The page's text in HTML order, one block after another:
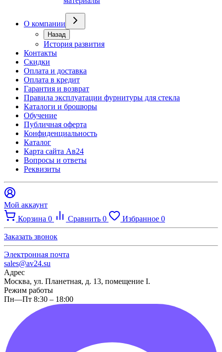
О компании
Назад
История развития
Контакты
Скидки
Оплата и доставка
Оплата в кредит
Гарантия и возврат
Правила эксплуатации фурнитуры для стекла
Каталоги и брошюры
Обучение
Публичная оферта
Конфиденциальность
Каталог
Карта сайта Ав24
Вопросы и ответы
Реквизиты
Мой аккаунт
Корзина 0 Сравнить 0 Избранное 0
Заказать звонок
Электронная почта
sales@av24.su
Адрес
Москва, ул. Планетная, д. 13, помещение I.
Режим работы
Пн—Пт 8:30 – 18:00